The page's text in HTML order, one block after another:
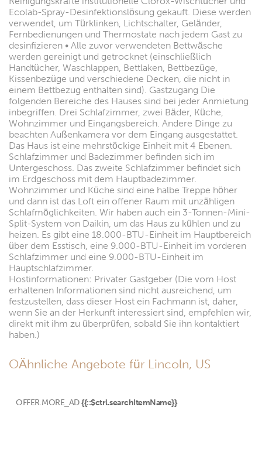
Ecolab-Spray-Desinfektionslösung gekauft. Diese werden
verwendet, um Türklinken, Lichtschalter, Geländer,
Fernbedienungen und Thermostate nach jedem Gast zu
desinfizieren • Alle zuvor verwendeten Bettwäsche
werden gereinigt und getrocknet (einschließlich
Handtücher, Waschlappen, Bettlaken, Bettbezüge,
Kissenbezüge und verschiedene Decken, die nicht in
einem Bettbezug enthalten sind). Gastzugang Die
folgenden Bereiche des Hauses sind bei jeder Anmietung
inbegriffen. Drei Schlafzimmer, zwei Bäder, Küche,
Wohnzimmer und Eingangsbereich. Andere Dinge zu
beachten Außenkamera vor dem Eingang ausgestattet.
Das Haus ist eine mehrstöckige Einheit mit 4 Ebenen.
Schlafzimmer und Badezimmer befinden sich im
Untergeschoss. Das zweite Schlafzimmer befindet sich
im Erdgeschoss mit dem Hauptbadezimmer.
Wohnzimmer und Küche sind eine halbe Treppe höher
und dann ist das Loft ein offener Raum mit unzähligen
Schlafmöglichkeiten. Wir haben auch ein 3-Tonnen-Mini-
Split-System von Daikin, um das Haus zu kühlen und zu
heizen. Es gibt eine 18.000-BTU-Einheit im Hauptbereich
über dem Esstisch, eine 9.000-BTU-Einheit im vorderen
Schlafzimmer und eine 9.000-BTU-Einheit im
Hauptschlafzimmer.
Hostinformationen: Privater Gastgeber (Die vom Host
erhaltenen Informationen sind nicht ausreichend, um
festzustellen, dass dieser Host ein Fachmann ist, daher,
wenn Sie an der Herkunft interessiert sind, empfehlen wir,
direkt mit ihm zu überprüfen, sobald Sie ihn kontaktiert
haben.)
OÄhnliche Angebote für Lincoln, US
OFFER.MORE_AD {{::$ctrl.searchItemName}}